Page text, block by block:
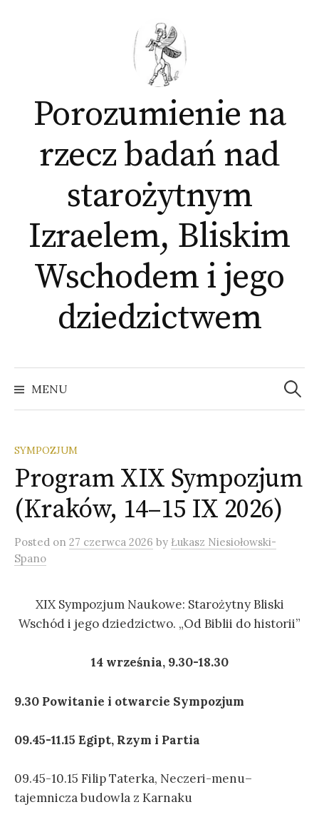
Porozumienie na
rzecz badań nad
starożytnym
Izraelem, Bliskim
Wschodem i jego
dziedzictwem
MENU
Szukaj:
SYMPOZJUM
Program XIX Sympozjum
(Kraków, 14–15 IX 2026)
Posted on 27 czerwca 2026 by Łukasz Niesiołowski-
Spano
XIX Sympozjum Naukowe: Starożytny Bliski
Wschód i jego dziedzictwo. „Od Biblii do historii”
14 września, 9.30-18.30
9.30 Powitanie i otwarcie Sympozjum
09.45-11.15 Egipt, Rzym i Partia
09.45-10.15 Filip Taterka, Neczeri-menu–
tajemnicza budowla z Karnaku